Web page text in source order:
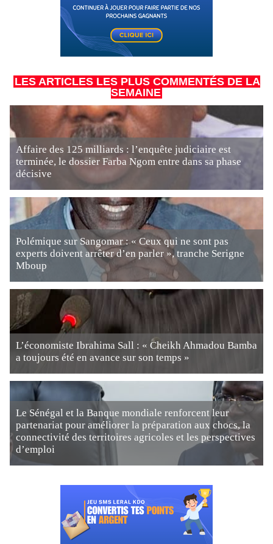
LES ARTICLES LES PLUS COMMENTÉS DE LA
SEMAINE
Affaire des 125 milliards : l’enquête judiciaire est
terminée, le dossier Farba Ngom entre dans sa phase
décisive
Polémique sur Sangomar : « Ceux qui ne sont pas
experts doivent arrêter d’en parler », tranche Serigne
Mboup
L’économiste Ibrahima Sall : « Cheikh Ahmadou Bamba
a toujours été en avance sur son temps »
Le Sénégal et la Banque mondiale renforcent leur
partenariat pour améliorer la préparation aux chocs, la
connectivité des territoires agricoles et les perspectives
d’emploi